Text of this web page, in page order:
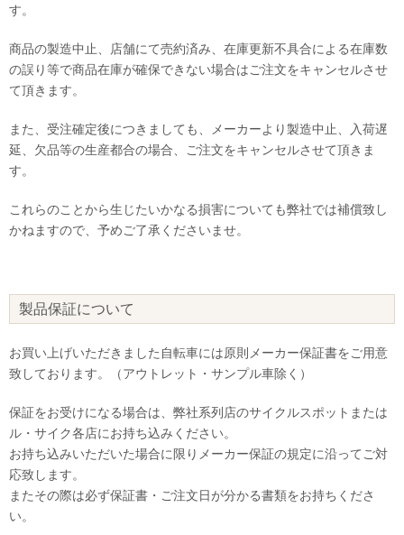
す。
商品の製造中止、店舗にて売約済み、在庫更新不具合による在庫数
の誤り等で商品在庫が確保できない場合はご注文をキャンセルさせ
て頂きます。
また、受注確定後につきましても、メーカーより製造中止、入荷遅
延、欠品等の生産都合の場合、ご注文をキャンセルさせて頂きま
す。
これらのことから生じたいかなる損害についても弊社では補償致し
かねますので、予めご了承くださいませ。
製品保証について
お買い上げいただきました自転車には原則メーカー保証書をご用意
致しております。（アウトレット・サンプル車除く）
保証をお受けになる場合は、弊社系列店のサイクルスポットまたは
ル・サイク各店にお持ち込みください。
お持ち込みいただいた場合に限りメーカー保証の規定に沿ってご対
応致します。
またその際は必ず保証書・ご注文日が分かる書類をお持ちくださ
い。